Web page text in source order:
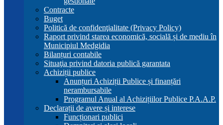
Contracte
Buget
Politică de confidenţialitate (Privacy Policy)
Raport privind starea economică, socială și de mediu în
Municipiul Medgidia
Bilanțuri contabile
Situaţia privind datoria publică garantata
Achiziții publice
Anunțuri Achiziții Publice și finanțări
nerambursabile
Programul Anual al Achizițiilor Publice P.A.A.P.
Declarații de avere și interese
Funcționari publici